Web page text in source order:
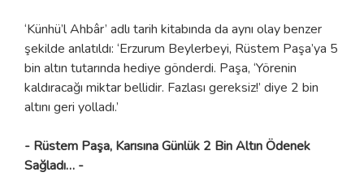
‘Künhü’l Ahbâr’ adlı tarih kitabında da aynı olay benzer
şekilde anlatıldı: ‘Erzurum Beylerbeyi, Rüstem Paşa’ya 5
bin altın tutarında hediye gönderdi. Paşa, ‘Yörenin
kaldıracağı miktar bellidir. Fazlası gereksiz!’ diye 2 bin
altını geri yolladı.’
- Rüstem Paşa, Karısına Günlük 2 Bin Altın Ödenek
Sağladı… -